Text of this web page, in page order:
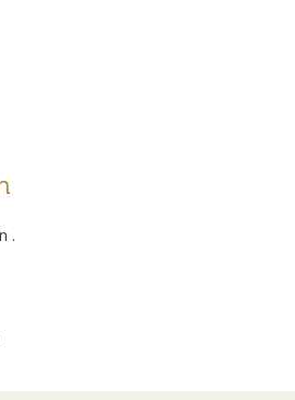
.